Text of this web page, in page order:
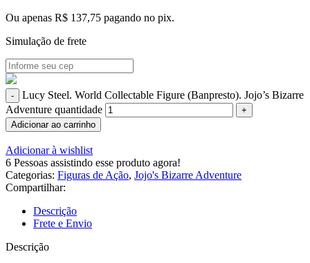
Ou apenas R$ 137,75 pagando no pix.
Simulação de frete
Lucy Steel. World Collectable Figure (Banpresto). Jojo’s Bizarre
Adventure quantidade
Adicionar ao carrinho
Adicionar à wishlist
6 Pessoas assistindo esse produto agora!
Categorias: Figuras de Ação, Jojo's Bizarre Adventure
Compartilhar:
Descrição
Frete e Envio
Descrição